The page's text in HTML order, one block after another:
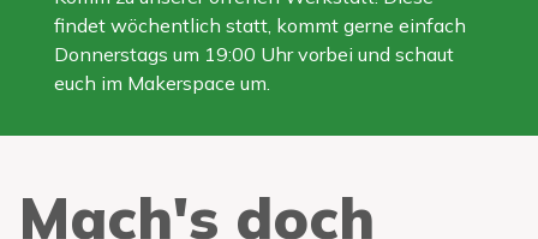
findet wöchentlich statt, kommt gerne einfach
Donnerstags um 19:00 Uhr vorbei und schaut
euch im Makerspace um.
Mach's doch